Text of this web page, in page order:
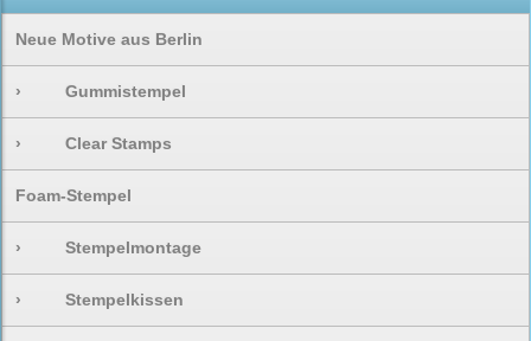
Neue Motive aus Berlin
› Gummistempel
› Clear Stamps
Foam-Stempel
› Stempelmontage
› Stempelkissen